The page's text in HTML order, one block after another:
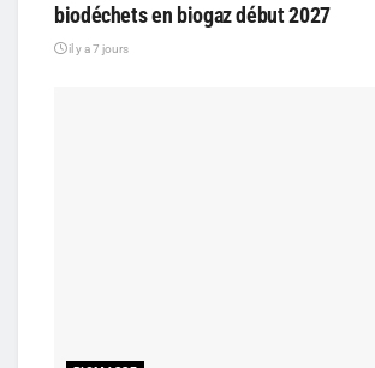
biodéchets en biogaz début 2027
il y a 7 jours